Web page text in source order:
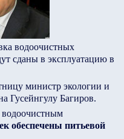
водоочистных
сданы в эксплуатацию в
министр экологии и
Гусейнгулу Багиров.
водоочистным
обеспечены питьевой